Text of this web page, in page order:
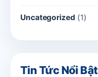
Uncategorized (1)
Tin Tức Nổi Bật